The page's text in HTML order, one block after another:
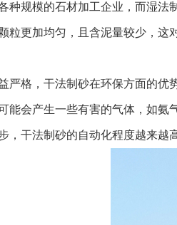
种规模的石材加工企业，而湿法
粒更加均匀，且含泥量较少，
严格，干法制砂在环保方面的优
能会产生一些有害的气体，如氨
，干法制砂的自动化程度越来越